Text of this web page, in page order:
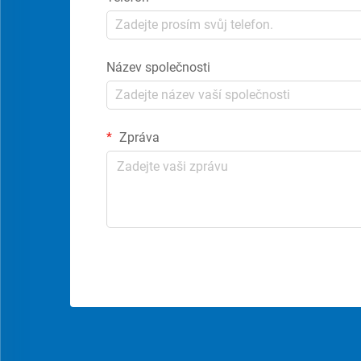
Název společnosti
Zpráva